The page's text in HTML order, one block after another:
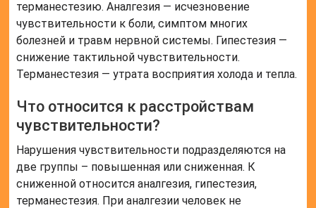
терманестезию. Аналгезия — исчезновение
чувствительности к боли, симптом многих
болезней и травм нервной системы. Гипестезия —
снижение тактильной чувствительности.
Терманестезия — утрата восприятия холода и тепла.
Что относится к расстройствам
чувствительности?
Нарушения чувствительности подразделяются на
две группы – повышенная или сниженная. К
сниженной относится аналгезия, гипестезия,
терманестезия. При аналгезии человек не